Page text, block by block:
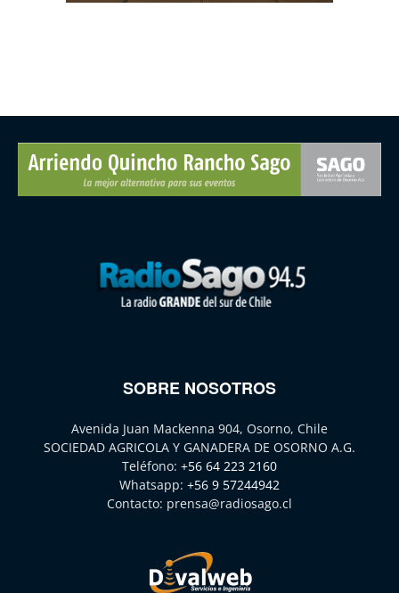
SOBRE NOSOTROS
Avenida Juan Mackenna 904, Osorno, Chile
SOCIEDAD AGRICOLA Y GANADERA DE OSORNO A.G.
Teléfono: +56 64 223 2160
Whatsapp: +56 9 57244942
Contacto: prensa@radiosago.cl